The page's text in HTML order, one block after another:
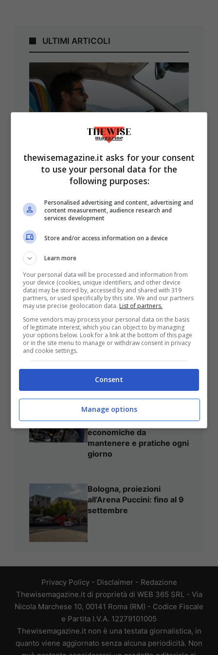
ULTIMI ARTICOLI
Asciugamano Sul Sedile
Dell’auto: Si Rischia Davvero
Una Multa? Ecco Cosa Dice La
Bologna, concerto di
San Giovanni Rotondo,
Notte dei Bambini:
divertimento in città
Sono un meccanico e
queste sono le 4 auto che
consiglierei senza
esitazioni: affidabili,
economiche da
mantenere e pratiche ogni
giorno
Bologna, proiezioni
all’Arena Puccini: fino al 9
settembre
Privacy Policy- Disclaimer - Redazione
Thewisemagazine.it di proprietà di WEB 365 SRL - Via
Nicola Marchese 10, 00141 Roma (RM) - Codice Fiscale
e Partita I.V.A. 12279101005
Thewisemagazine.it non è una testata giornalistica, in
quanto viene aggiornato senza alcuna periodicità. Non
thewisemagazine.it asks for your consent
to use your personal data for the
following purposes:
Personalised advertising and content, advertising and
content measurement, audience research and
services development
Store and/or access information on a device
Learn more
Your personal data will be processed and information from
your device (cookies, unique identifiers, and other device
data) may be stored by, accessed by and shared with 319
partners, or used specifically by this site. We and our partners
may use precise geolocation data. List of partners.
Some vendors may process your personal data on the basis
of legitimate interest, which you can object to by managing
your options below. Look for a link at the bottom of this page
or in the site menu to manage or withdraw consent in privacy
and cookie settings.
Consent
Manage options